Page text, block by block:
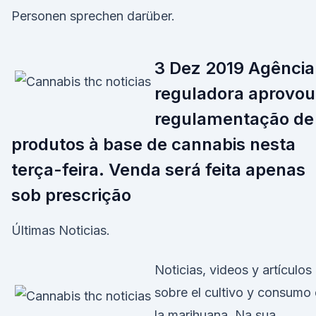
Personen sprechen darüber.
3 Dez 2019 Agência
reguladora aprovou
regulamentação de
produtos à base de cannabis nesta
terça-feira. Venda será feita apenas
sob prescrição
Últimas Noticias.
Noticias, videos y artículos
sobre el cultivo y consumo